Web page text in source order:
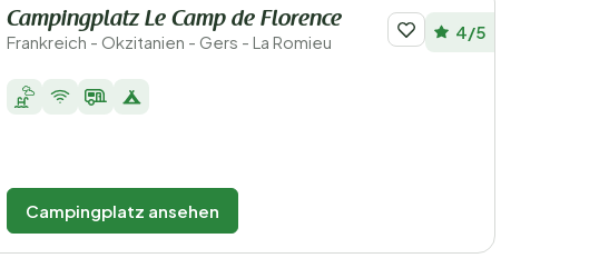
Campingplatz Le Camp de Florence
Frankreich - Okzitanien - Gers - La Romieu 4/5
Campingplatz ansehen